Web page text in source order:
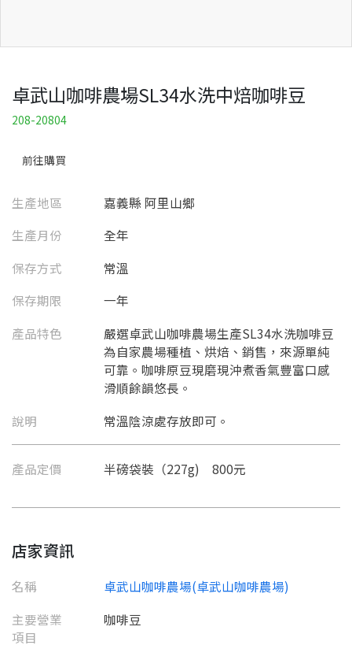
卓武山咖啡農場SL34水洗中焙咖啡豆
208-20804
前往購買
生產地區
嘉義縣 阿里山鄉
生產月份
全年
保存方式
常溫
保存期限
一年
產品特色
嚴選卓武山咖啡農場生產SL34水洗咖啡豆
為自家農場種植、烘焙、銷售，來源單純
可靠。咖啡原豆現磨現沖煮香氣豐富口感
滑順餘韻悠長。
說明
常溫陰涼處存放即可。
產品定價 半磅袋裝（227g) 800元
店家資訊
名稱
卓武山咖啡農場(卓武山咖啡農場)
主要營業
項目
咖啡豆